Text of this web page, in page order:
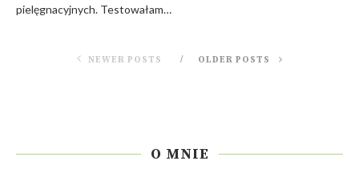
pielęgnacyjnych. Testowałam…
NEWER POSTS OLDER POSTS
O MNIE